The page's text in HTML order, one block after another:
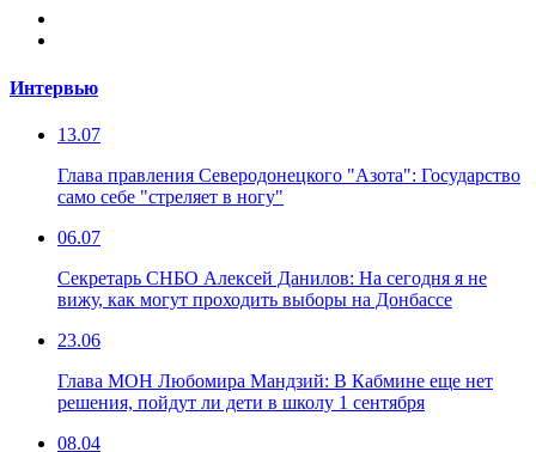
Интервью
13.07
Глава правления Северодонецкого "Азота": Государство
само себе "стреляет в ногу"
06.07
Секретарь СНБО Алексей Данилов: На сегодня я не
вижу, как могут проходить выборы на Донбассе
23.06
Глава МОН Любомира Мандзий: В Кабмине еще нет
решения, пойдут ли дети в школу 1 сентября
08.04